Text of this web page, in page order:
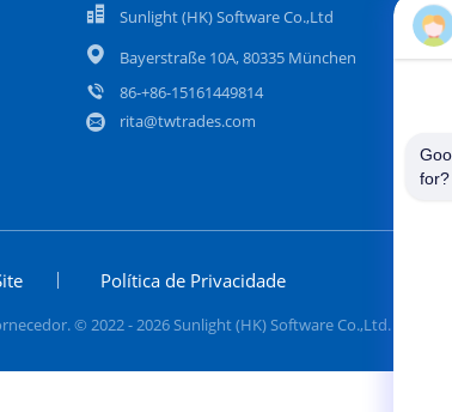
Sunlight (HK) Software Co.,Ltd
Bayerstraße 10A, 80335 München
86-+86-15161449814
rita@twtrades.com
Política de Privacidade
© 2022 - 2026 Sunlight (HK) Software Co.,Ltd. All
for?